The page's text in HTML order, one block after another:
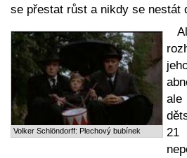
se přestat růst a nikdy se nestát
Volker Schlöndorff: Plechový bubínek